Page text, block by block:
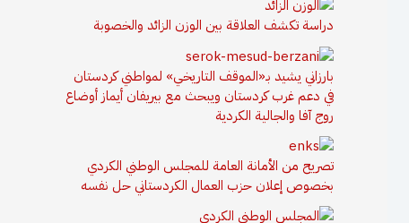
دراسة تكشف العلاقة بين الوزن الزائد والخصوبة
بارزاني يشيد بـ«الموقف التاريخي» لمواطني كردستان
في دعم غرب كردستان ويبحث مع بيريفان أيماز أوضاع
روج آفا والجالية الكردية
تصريح من الأمانة العامة للمجلس الوطني الكردي
بخصوص إعلان حزب العمال الكردستاني حل نفسه